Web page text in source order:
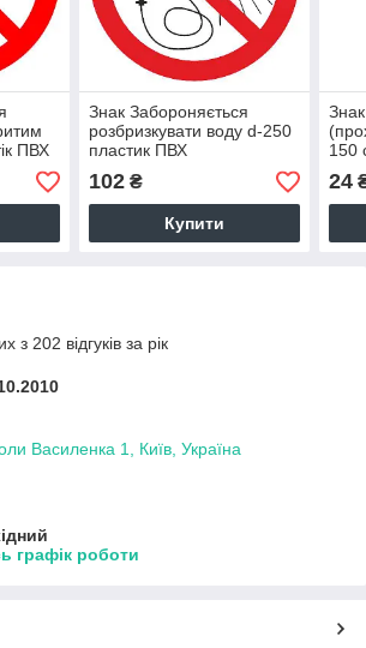
ПВХ
Знак Забороняється
розбризкувати воду d-250
пластик ПВХ
102₴
Купити
150
24
з 202 відгуків за рік
Василенка 1, Київ, Україна
графік роботи